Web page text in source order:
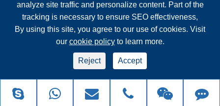
Copyright© Blue Icon (Tianjin) Technology Co., Ltd.
práva vyhrazena.
sep-footer
Mapa stránek
Zásady ochrany osobních údajů
analyze site traffic and personalize content. Part of the
tracking is necessary to ensure SEO effectiveness,
By using this site, you agree to our use of cookies. Visit
our cookie policyto learn more.
Reject Accept